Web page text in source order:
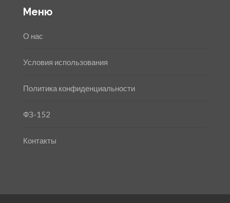
Меню
О нас
Условия использования
Политика конфиденциальности
ФЗ-152
Контакты